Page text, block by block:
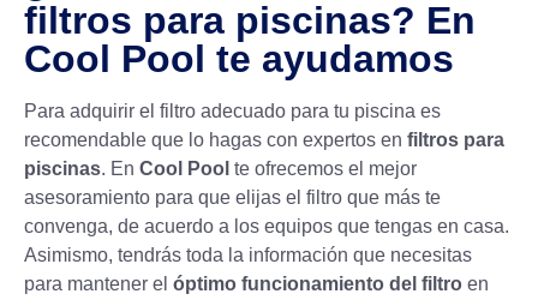
filtros para piscinas? En
Cool Pool te ayudamos
Para adquirir el filtro adecuado para tu piscina es
recomendable que lo hagas con expertos en filtros para
piscinas. En Cool Pool te ofrecemos el mejor
asesoramiento para que elijas el filtro que más te
convenga, de acuerdo a los equipos que tengas en casa.
Asimismo, tendrás toda la información que necesitas
para mantener el óptimo funcionamiento del filtro en